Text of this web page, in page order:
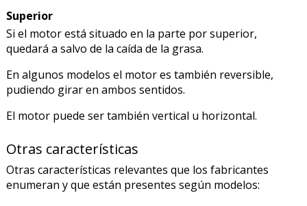
Superior
Si el motor está situado en la parte por superior,
quedará a salvo de la caída de la grasa.
En algunos modelos el motor es también reversible,
pudiendo girar en ambos sentidos.
El motor puede ser también vertical u horizontal.
Otras características
Otras características relevantes que los fabricantes
enumeran y que están presentes según modelos: